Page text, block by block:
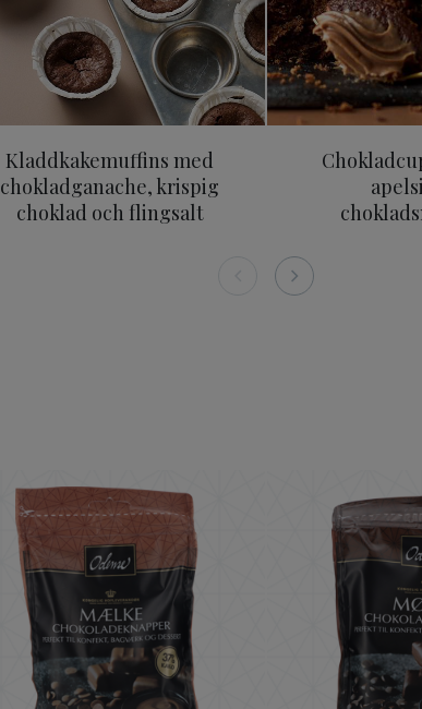
Kladdkakemuffins med
chokladganache, krispig
choklad och flingsalt
ODENSE Ljusa Chokladknappar 37%